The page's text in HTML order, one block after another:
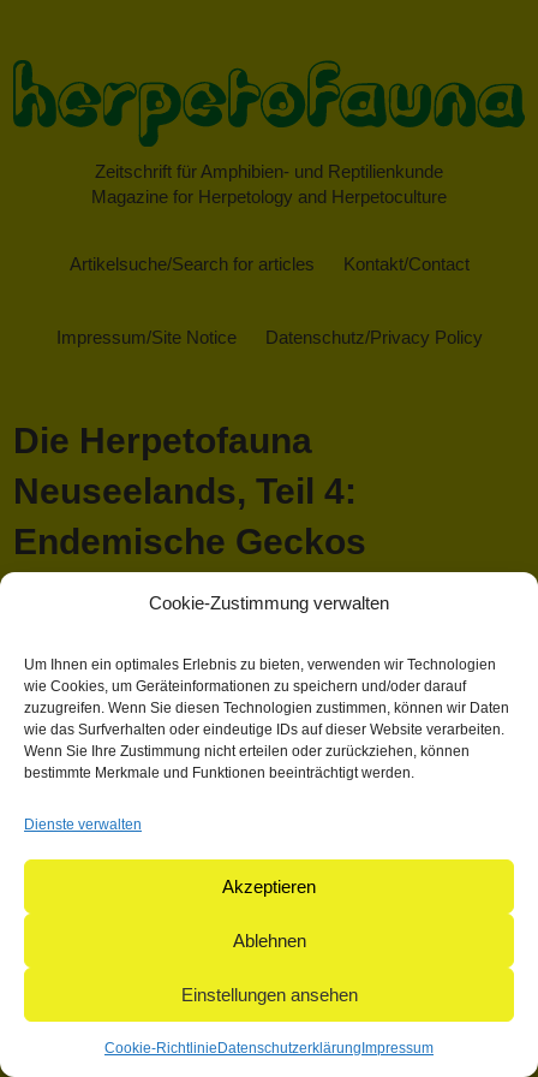
Cookie-Zustimmung verwalten
Um Ihnen ein optimales Erlebnis zu bieten, verwenden wir Technologien
wie Cookies, um Geräteinformationen zu speichern und/oder darauf
zuzugreifen. Wenn Sie diesen Technologien zustimmen, können wir Daten
wie das Surfverhalten oder eindeutige IDs auf dieser Website verarbeiten.
Wenn Sie Ihre Zustimmung nicht erteilen oder zurückziehen, können
bestimmte Merkmale und Funktionen beeinträchtigt werden.
Dienste verwalten
Akzeptieren
Ablehnen
Einstellungen ansehen
Cookie-Richtlinie Datenschutzerklärung Impressum
Zeitschrift für Amphibien- und Reptilienkunde
Magazine for Herpetology and Herpetoculture
Artikelsuche/Search for articles Kontakt/Contact
Impressum/Site Notice Datenschutz/Privacy Policy
Die Herpetofauna
Neuseelands, Teil 4:
Endemische Geckos
April 13, 2018 1:03 p.m. Veröffentlicht vonMathieu Hauck
Dieser Artikel wurde verfasst von Mathieu Hauck
Suchen
Suchen
© 2004-2026: herpetofauna Verlags-GmbH | Postfach 11 10 |
71365 Weinstadt | Germany